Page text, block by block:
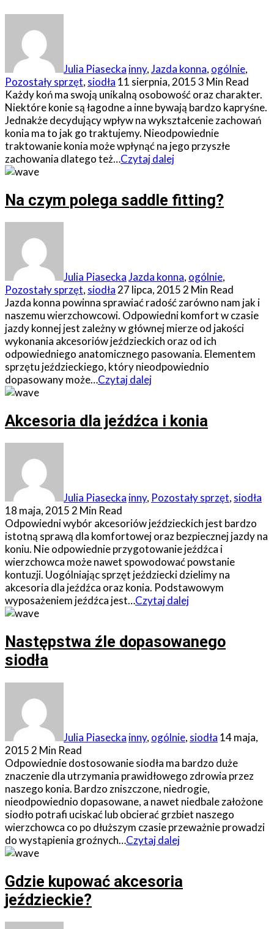
Julia Piasecka inny,Jazda konna, ogólnie,
Pozostały sprzęt, siodła 11 sierpnia, 20153 Min Read
Każdy koń ma swoją unikalną osobowość oraz charakter.
Niektóre konie są łagodne a inne bywają bardzo kapryśne.
Jednakże decydujący wpływ na wykształcenie zachowań
konia ma to jak go traktujemy. Nieodpowiednie
traktowanie konia może wpłynąć na jego przyszłe
zachowania dlatego też…Czytaj dalej
Na czym polega saddle fitting?
Julia PiaseckaJazda konna, ogólnie,
Pozostały sprzęt, siodła 27 lipca, 2015 2 Min Read
Jazda konna powinna sprawiać radość zarówno nam jak i
naszemu wierzchowcowi. Odpowiedni komfort w czasie
jazdy konnej jest zależny w głównej mierze od jakości
wykonania akcesoriów jeździeckich oraz od ich
odpowiedniego anatomicznego pasowania. Elementem
sprzętu jeździeckiego, który nieodpowiednio
dopasowany może…Czytaj dalej
Akcesoria dla jeźdźca i konia
Julia Piasecka inny, Pozostały sprzęt, siodła
18 maja, 2015 2 Min Read
Odpowiedni wybór akcesoriów jeździeckich jest bardzo
istotną sprawą dla komfortowej oraz bezpiecznej jazdy na
koniu. Nie odpowiednie przygotowanie jeźdźca i
wierzchowca może nawet spowodować powstanie
kontuzji. Uogólniając sprzęt jeździecki dzielimy na
akcesoria dla jeźdźca oraz konia. Podstawowym
wyposażeniem jeźdźca jest…Czytaj dalej
Następstwa źle dopasowanego
siodła
Julia Piasecka inny, ogólnie, siodła 14 maja,
2015 2 Min Read
Odpowiednie dostosowanie siodła ma bardzo duże
znaczenie dla utrzymania prawidłowego zdrowia przez
naszego konia. Bardzo zniszczone, niedrogie,
nieodpowiednio dopasowane, a nawet niedbale założone
siodło potrafi uciskać lub obcierać grzbiet naszego
wierzchowca co po dłuższym czasie przeważnie prowadzi
do wystąpienia groźnych…Czytaj dalej
Gdzie kupować akcesoria
jeździeckie?